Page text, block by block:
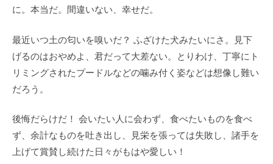
に。本当だ。間違いない、幸せだ。
最近いつ土の匂いを嗅いだ？ ふざけた犬みたいにさ。見下
げるのはおやめよ、君だって大差ない。とりわけ、丁寧にト
リミングされたプードルなどの噛み付く姿などは想像し難い
だろう。
後悔だらけだ！ 会いたい人に会わず、食べたいものを食べ
ず、余計なものを吐き出し、見栄を張っては失敗し、諸手を
上げて賞賛し続けた日々がもはや愛しい！